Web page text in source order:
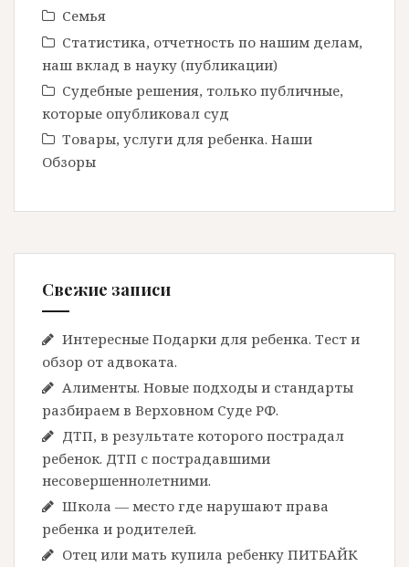
Семья
Статистика, отчетность по нашим делам,
наш вклад в науку (публикации)
Судебные решения, только публичные,
которые опубликовал суд
Товары, услуги для ребенка. Наши
Обзоры
Свежие записи
Интересные Подарки для ребенка. Тест и
обзор от адвоката.
Алименты. Новые подходы и стандарты
разбираем в Верховном Суде РФ.
ДТП, в результате которого пострадал
ребенок. ДТП с пострадавшими
несовершеннолетними.
Школа — место где нарушают права
ребенка и родителей.
Отец или мать купила ребенку ПИТБАЙК